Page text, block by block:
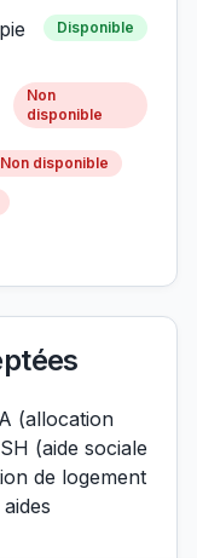
Disponible
Non
disponible
Non disponible
(allocation
(aide sociale
de logement